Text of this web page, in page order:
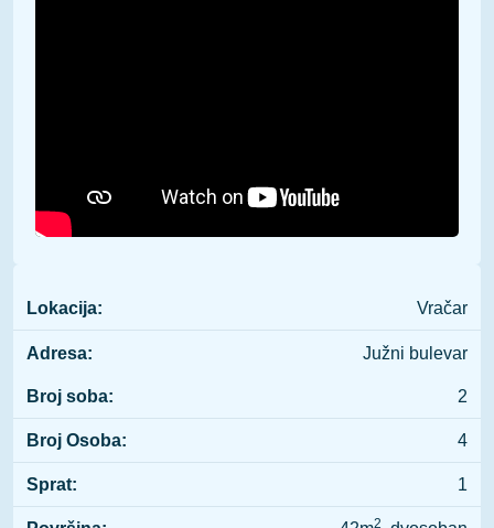
Lokacija: Vračar
Adresa: Južni bulevar
Broj soba: 2
Broj Osoba: 4
Sprat: 1
2